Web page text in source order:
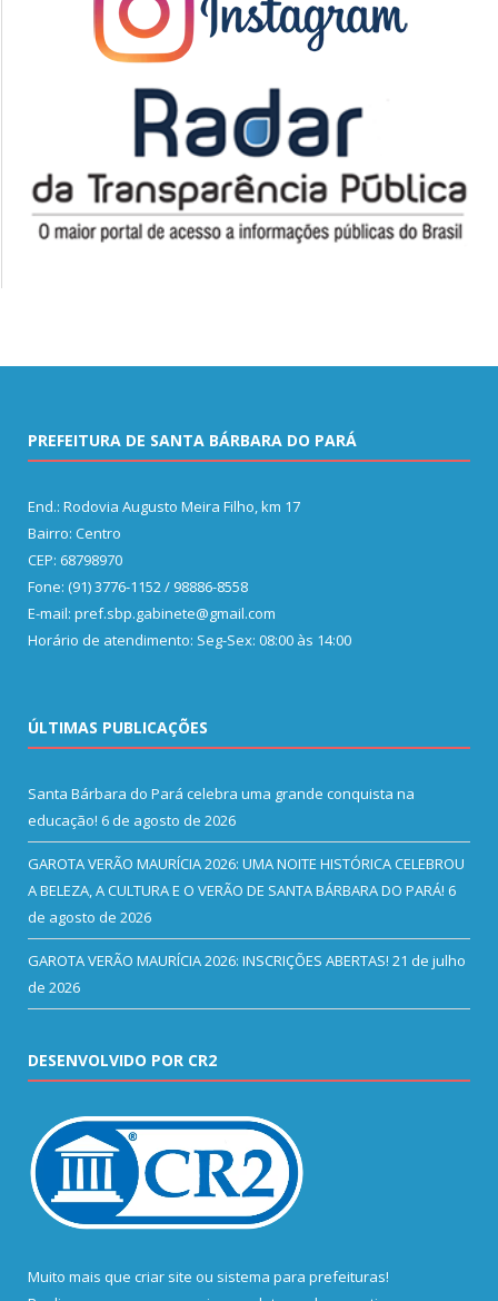
PREFEITURA DE SANTA BÁRBARA DO PARÁ
End.: Rodovia Augusto Meira Filho, km 17
Bairro: Centro
CEP: 68798970
Fone: (91) 3776-1152 / 98886-8558
E-mail: pref.sbp.gabinete@gmail.com
Horário de atendimento: Seg-Sex: 08:00 às 14:00
ÚLTIMAS PUBLICAÇÕES
Santa Bárbara do Pará celebra uma grande conquista na
educação! 6 de agosto de 2026
GAROTA VERÃO MAURÍCIA 2026: UMA NOITE HISTÓRICA CELEBROU
A BELEZA, A CULTURA E O VERÃO DE SANTA BÁRBARA DO PARÁ! 6
de agosto de 2026
GAROTA VERÃO MAURÍCIA 2026: INSCRIÇÕES ABERTAS! 21 de julho
de 2026
DESENVOLVIDO POR CR2
Muito mais que criar site ou sistema para prefeituras!